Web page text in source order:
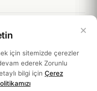
×
için sitemizde çerezler
ederek Zorunlu
bilgi için Çerez